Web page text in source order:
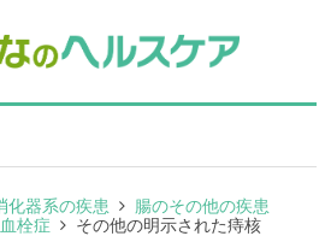
化器系の疾患
腸のその他の疾患
栓症
その他の明示された痔核